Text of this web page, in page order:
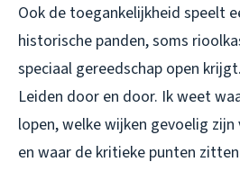
Ook de toegankelijkheid speelt
historische panden, soms
speciaal gereedschap open
Leiden door en door. Ik weet
lopen, welke wijken gevoelig
en waar de kritieke punten